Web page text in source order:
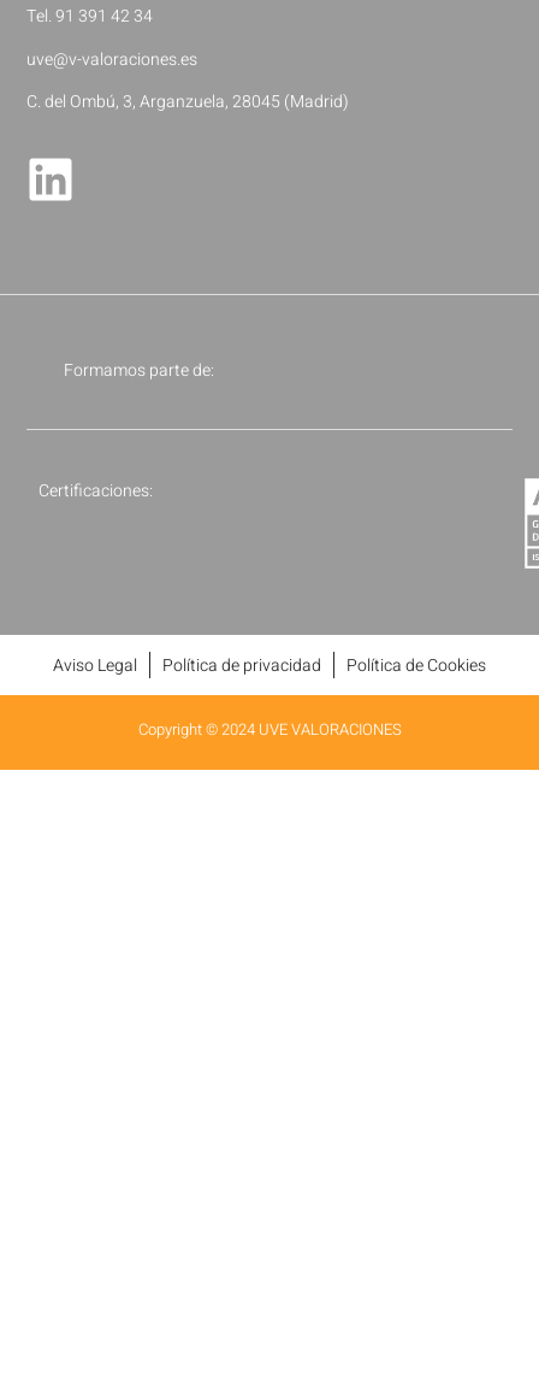
Tel. 91 391 42 34
uve@v-valoraciones.es
C. del Ombú, 3, Arganzuela, 28045 (Madrid)
Formamos parte de:
Certificaciones:
Aviso Legal Política de privacidad Política de Cookies
Copyright © 2024 UVE VALORACIONES